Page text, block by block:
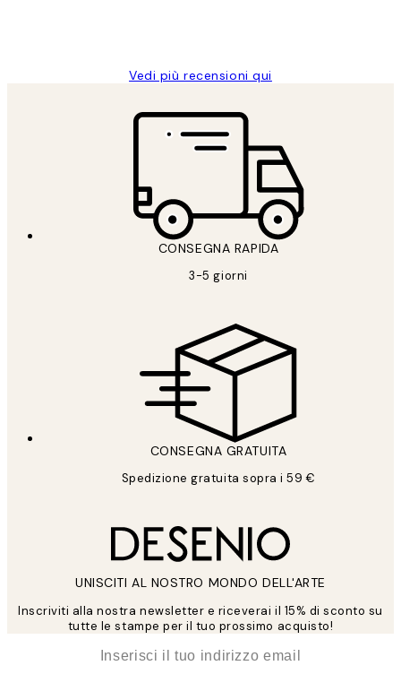
Vedi più recensioni qui
CONSEGNA RAPIDA
3-5 giorni
CONSEGNA GRATUITA
Spedizione gratuita sopra i 59 €
UNISCITI AL NOSTRO MONDO DELL'ARTE
Inscriviti alla nostra newsletter e riceverai il 15% di sconto su
tutte le stampe per il tuo prossimo acquisto!